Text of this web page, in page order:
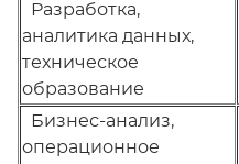
Разработка,
аналитика данных,
техническое
образование
Бизнес-анализ,
операционное